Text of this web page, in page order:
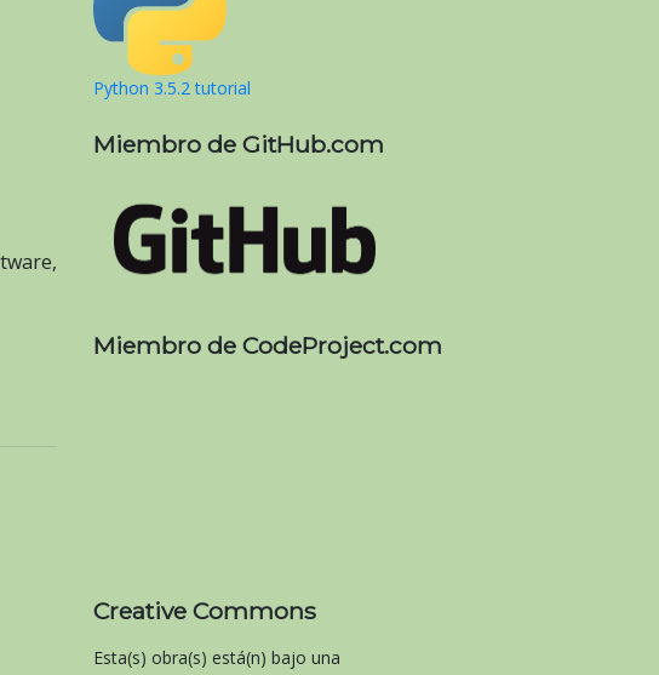
Python 3.5.2 tutorial
Miembro de GitHub.com
Miembro de CodeProject.com
Creative Commons
Esta(s) obra(s) está(n) bajo una